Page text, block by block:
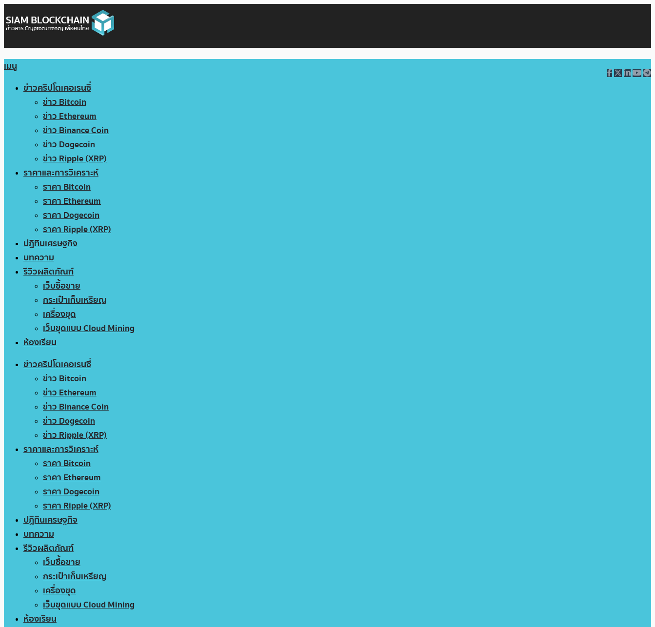
เมนู
ข่าวคริปโตเคอเรนซี่
ข่าว Bitcoin
ข่าว Ethereum
ข่าว Binance Coin
ข่าว Dogecoin
ข่าว Ripple (XRP)
ราคาและการวิเคราะห์
ราคา Bitcoin
ราคา Ethereum
ราคา Dogecoin
ราคา Ripple (XRP)
ปฏิทินเศรษฐกิจ
บทความ
รีวิวผลิตภัณฑ์
เว็บซื้อขาย
กระเป๋าเก็บเหรียญ
เครื่องขุด
เว็บขุดแบบ Cloud Mining
ห้องเรียน
ข่าวคริปโตเคอเรนซี่
ข่าว Bitcoin
ข่าว Ethereum
ข่าว Binance Coin
ข่าว Dogecoin
ข่าว Ripple (XRP)
ราคาและการวิเคราะห์
ราคา Bitcoin
ราคา Ethereum
ราคา Dogecoin
ราคา Ripple (XRP)
ปฏิทินเศรษฐกิจ
บทความ
รีวิวผลิตภัณฑ์
เว็บซื้อขาย
กระเป๋าเก็บเหรียญ
เครื่องขุด
เว็บขุดแบบ Cloud Mining
ห้องเรียน